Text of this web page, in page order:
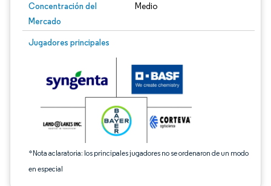
Concentración del
Mercado
Medio
Jugadores principales
*Nota aclaratoria: los principales jugadores no se ordenaron de un modo
en especial
Imagen © Mordor Intelligence. El uso requiere atribución según CC BY 4.0.